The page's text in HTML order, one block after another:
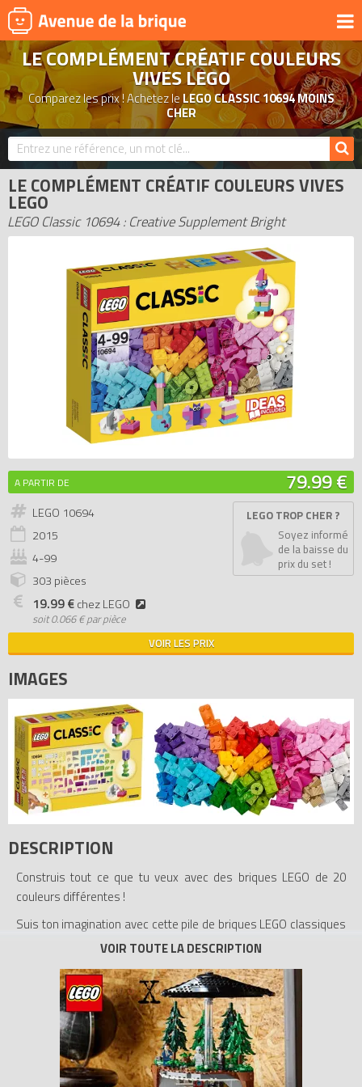
UNIVERS
PRODUITS DÉRIVÉS
NOUVEAUTÉS
LEGO 2026
BONS PLANS
ASSOCIATIONS DE FANS
EXPOSITIONS LEGO
LEGO LES PLUS CHERS
DERNIERS LEGO AJOUTÉS
LE COMPLÉMENT CRÉATIF COULEURS
VIVES LEGO
Comparez les prix ! Achetez leLEGO CLASSIC 10694 MOINS
CHER
LE COMPLÉMENT CRÉATIF COULEURS VIVES
LEGO
LEGO Classic 10694 : Creative Supplement Bright
A PARTIR DE 79.99 €
LEGO 10694
2015
4-99
303 pièces
19.99 €chez LEGO
soit0.066 € par pièce
LEGO TROP CHER ?
Soyez informé
de la baisse du
prix du set !
VOIR LES PRIX
IMAGES
DESCRIPTION
Construis tout ce que tu veux avec des briques LEGO de 20
couleurs différentes !
Suis ton imagination avec cette pile de briques LEGO classiques
aux couleurs vives ! Des papillons et des fleurs aux guitares et
couleurs vives différentes pour t'aider à créer tout ce que tu
imagines. Avec 4 paires d'yeux pour créer toutes sortes de
créatures, cet ensemble contient aussi des idées pour t'aider à
démarrer. Conçus pour les constructeurs de tous les âges, c'est
le complément parfait de toute collection LEGO.